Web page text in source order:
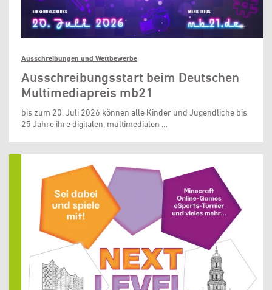
Ausschreibungen und Wettbewerbe
Ausschreibungsstart beim Deutschen
Multimediapreis mb21
bis zum 20. Juli 2026 können alle Kinder und Jugendliche bis
25 Jahre ihre digitalen, multimedialen …